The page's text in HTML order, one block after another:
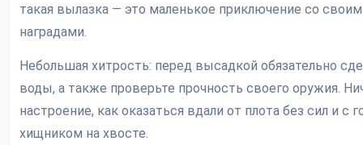
такая вылазка — это маленькое приключение со
наградами.
Небольшая хитрость: перед высадкой обязательно
воды, а также проверьте прочность своего оружия.
настроение, как оказаться вдали от плота без сил и с
хищником на хвосте.